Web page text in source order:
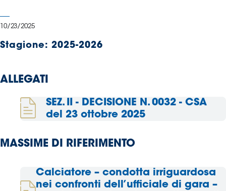
del
Calcio
partner
nazionali
Assicurazione
10/23/2025
Stagione: 2025-2026
ALLEGATI
SEZ. II - DECISIONE N. 0032 - CSA
del 23 ottobre 2025
MASSIME DI RIFERIMENTO
Calciatore – condotta irriguardosa
nei confronti dell’ufficiale di gara –